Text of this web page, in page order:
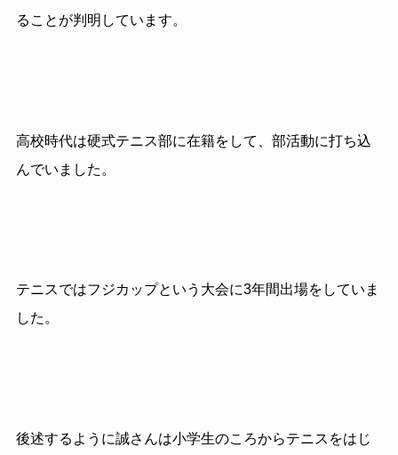
ることが判明しています。
高校時代は硬式テニス部に在籍をして、部活動に打ち込
んでいました。
テニスではフジカップという大会に3年間出場をしていま
した。
後述するように誠さんは小学生のころからテニスをはじ